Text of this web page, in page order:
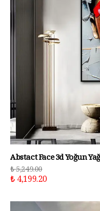
Abstact Face 3d Yoğun
₺ 5,249.00
₺ 4,199.20